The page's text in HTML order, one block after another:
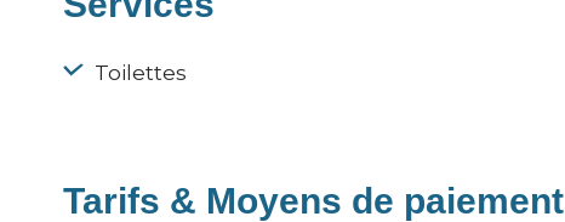
Toilettes
Tarifs & Moyens de paiement